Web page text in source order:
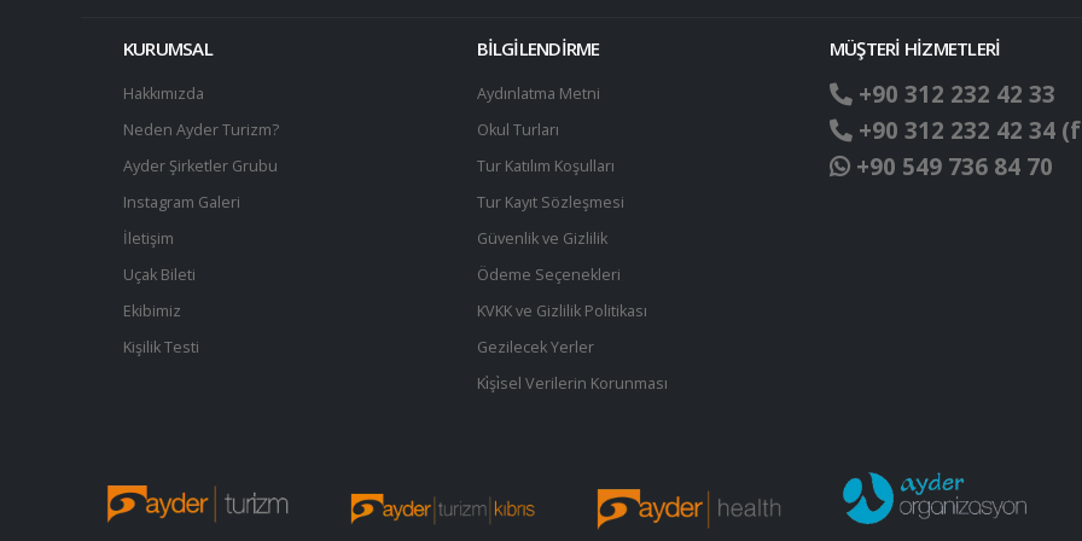
KURUMSAL
Hakkımızda
Neden Ayder Turizm?
Ayder Şirketler Grubu
Instagram Galeri
İletişim
Uçak Bileti
Ekibimiz
Kişilik Testi
BİLGİLENDİRME
Aydınlatma Metni
Okul Turları
Tur Katılım Koşulları
Tur Kayıt Sözleşmesi
Güvenlik ve Gizlilik
Ödeme Seçenekleri
KVKK ve Gizlilik Politikası
Gezilecek Yerler
Ki̇şi̇sel Verilerin Korunması
MÜŞTERİ HİZMETLERİ
+90 312 232 42 33
+90 312 232 42 34
+90 549 736 84 70